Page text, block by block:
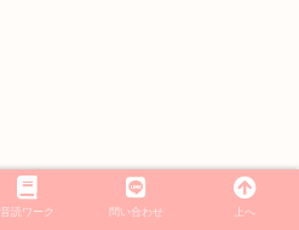
音読ワーク 問い合わせ 上へ